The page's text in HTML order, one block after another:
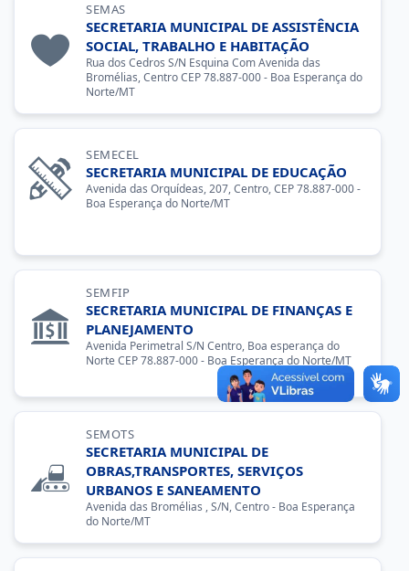
SEMAS
SECRETARIA MUNICIPAL DE ASSISTÊNCIA
SOCIAL, TRABALHO E HABITAÇÃO
Rua dos Cedros S/N Esquina Com Avenida das
Bromélias, Centro CEP 78.887-000 - Boa Esperança do
Norte/MT
SEMECEL
SECRETARIA MUNICIPAL DE EDUCAÇÃO
Avenida das Orquídeas, 207, Centro, CEP 78.887-000 -
Boa Esperança do Norte/MT
SEMFIP
SECRETARIA MUNICIPAL DE FINANÇAS E
PLANEJAMENTO
Avenida Perimetral S/N Centro, Boa esperança do
Norte CEP 78.887-000 - Boa Esperança do Norte/MT
SEMOTS
SECRETARIA MUNICIPAL DE
OBRAS,TRANSPORTES, SERVIÇOS
URBANOS E SANEAMENTO
Avenida das Bromélias , S/N, Centro - Boa Esperança
do Norte/MT